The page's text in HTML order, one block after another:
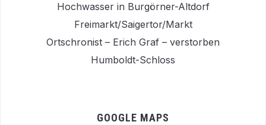
Hochwasser in Burgörner-Altdorf
Freimarkt/Saigertor/Markt
Ortschronist – Erich Graf – verstorben
Humboldt-Schloss
GOOGLE MAPS